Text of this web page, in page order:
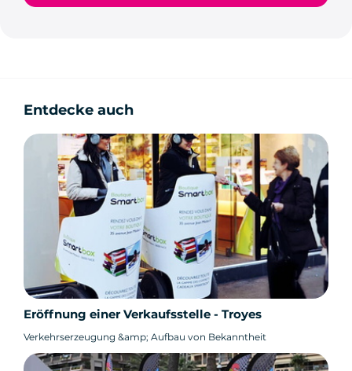
Entdecke auch
Eröffnung einer Verkaufsstelle - Troyes
Verkehrserzeugung &amp; Aufbau von Bekanntheit